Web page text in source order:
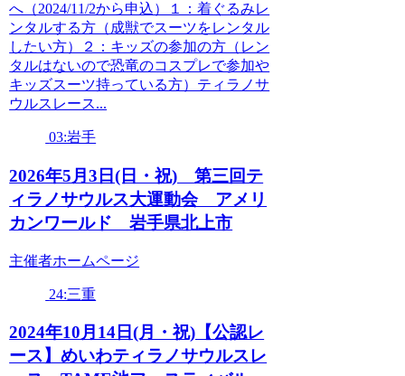
へ（2024/11/2から申込）１：着ぐるみレ
ンタルする方（成獣でスーツをレンタル
したい方）２：キッズの参加の方（レン
タルはないので恐竜のコスプレで参加や
キッズスーツ持っている方）ティラノサ
ウルスレース...
03:岩手
2026年5月3日(日・祝) 第三回テ
ィラノサウルス大運動会 アメリ
カンワールド 岩手県北上市
主催者ホームページ
24:三重
2024年10月14日(月・祝)【公認レ
ース】めいわティラノサウルスレ